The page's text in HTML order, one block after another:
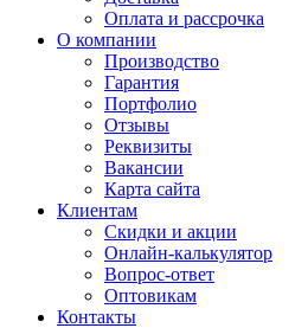
Оплата и рассрочка
О компании
Производство
Гарантия
Портфолио
Отзывы
Реквизиты
Вакансии
Карта сайта
Клиентам
Скидки и акции
Онлайн-калькулятор
Вопрос-ответ
Оптовикам
Контакты